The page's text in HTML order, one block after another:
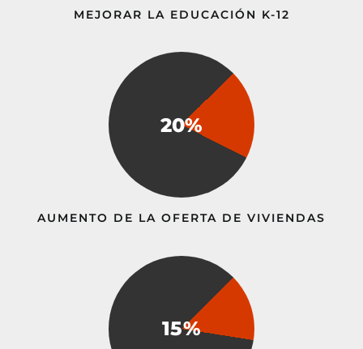
MEJORAR LA EDUCACIÓN K-12
20%
AUMENTO DE LA OFERTA DE VIVIENDAS
15%